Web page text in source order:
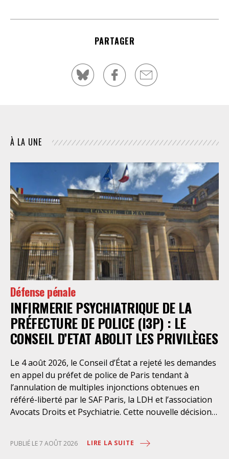
PARTAGER
À LA UNE
Défense pénale
INFIRMERIE PSYCHIATRIQUE DE LA
PRÉFECTURE DE POLICE (I3P) : LE
CONSEIL D’ETAT ABOLIT LES PRIVILÈGES
Le 4 août 2026, le Conseil d’État a rejeté les demandes
en appel du préfet de police de Paris tendant à
l’annulation de multiples injonctions obtenues en
référé-liberté par le SAF Paris, la LDH et l’association
Avocats Droits et Psychiatrie. Cette nouvelle décision
personnes retenues à l’infirmerie psychiatrique de la
préfecture de police de Paris. Près d’ici mais loin des
PUBLIÉ LE 7 AOÛT 2026 LIRE LA SUITE